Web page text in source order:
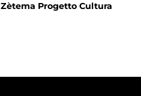
Zètema Progetto Cultura